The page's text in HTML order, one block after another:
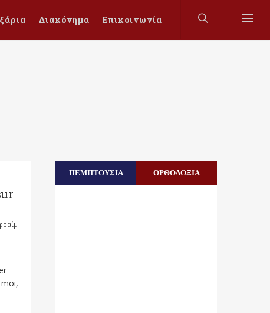
Διακόνημα Επικοινωνία
ΠΕΜΠΤΟΥΣΙΑ ΟΡΘΟΔΟΞΙΑ